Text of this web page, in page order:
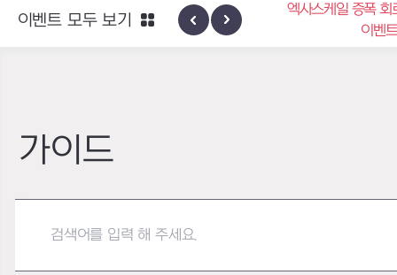
엑사스케일 증폭 회로 보급 터미널
이벤트
하이반의 엑사
이벤트 모두 보기
가이드